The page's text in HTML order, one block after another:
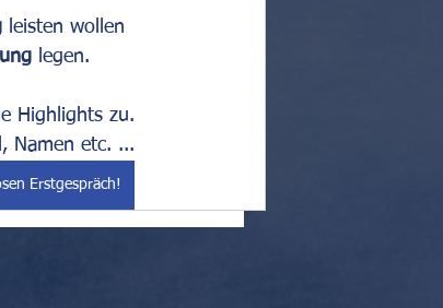
leisten wollen
legen.
Highlights zu.
Namen etc. ...
Erstgespräch!